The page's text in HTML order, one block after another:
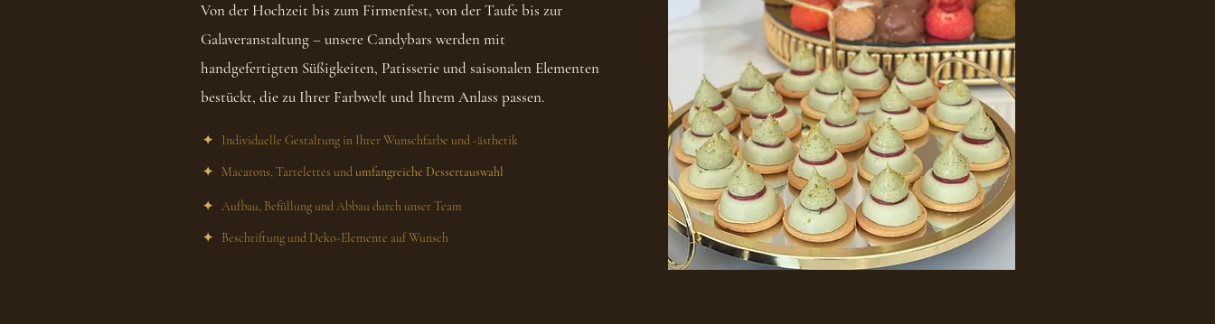
Von der Hochzeit bis zum Firmenfest, von der Taufe bis zur
Galaveranstaltung – unsere Candybars werden mit
handgefertigten Süßigkeiten, Patisserie und saisonalen Elementen
bestückt, die zu Ihrer Farbwelt und Ihrem Anlass passen.
✦ Individuelle Gestaltung in Ihrer Wunschfarbe und -ästhetik
✦ Macarons, Tartelettes und umfangreiche Dessertauswahl
✦ Aufbau, Befüllung und Abbau durch unser Team
✦ Beschriftung und Deko-Elemente auf Wunsch